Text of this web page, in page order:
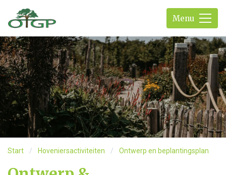
Menu
Start Hoveniersactiviteiten Ontwerp en beplantingsplan